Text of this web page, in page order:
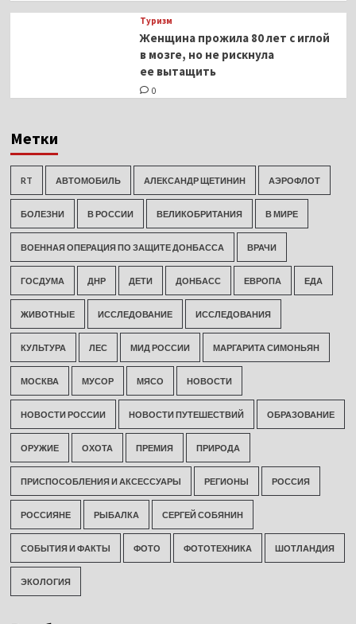
Туризм
Женщина прожила 80 лет с иглой
в мозге, но не рискнула
ее вытащить
0
Метки
RT АВТОМОБИЛЬ АЛЕКСАНДР ЩЕТИНИН АЭРОФЛОТ
БОЛЕЗНИ В РОССИИ ВЕЛИКОБРИТАНИЯ В МИРЕ
ВОЕННАЯ ОПЕРАЦИЯ ПО ЗАЩИТЕ ДОНБАССА ВРАЧИ
ГОСДУМА ДНР ДЕТИ ДОНБАСС ЕВРОПА ЕДА
ЖИВОТНЫЕ ИССЛЕДОВАНИЕ ИССЛЕДОВАНИЯ
КУЛЬТУРА ЛЕС МИД РОССИИ МАРГАРИТА СИМОНЬЯН
МОСКВА МУСОР МЯСО НОВОСТИ
НОВОСТИ РОССИИ НОВОСТИ ПУТЕШЕСТВИЙ ОБРАЗОВАНИЕ
ОРУЖИЕ ОХОТА ПРЕМИЯ ПРИРОДА
ПРИСПОСОБЛЕНИЯ И АКСЕССУАРЫ РЕГИОНЫ РОССИЯ
РОССИЯНЕ РЫБАЛКА СЕРГЕЙ СОБЯНИН
СОБЫТИЯ И ФАКТЫ ФОТО ФОТОТЕХНИКА ШОТЛАНДИЯ
ЭКОЛОГИЯ